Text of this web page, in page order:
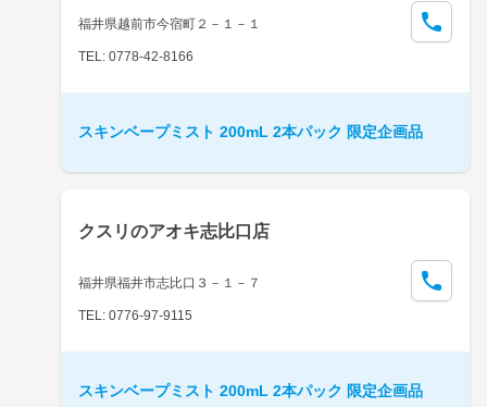
福井県越前市今宿町２－１－１
TEL: 0778-42-8166
スキンベープミスト 200mL 2本パック 限定企画品
クスリのアオキ志比口店
福井県福井市志比口３－１－７
TEL: 0776-97-9115
スキンベープミスト 200mL 2本パック 限定企画品